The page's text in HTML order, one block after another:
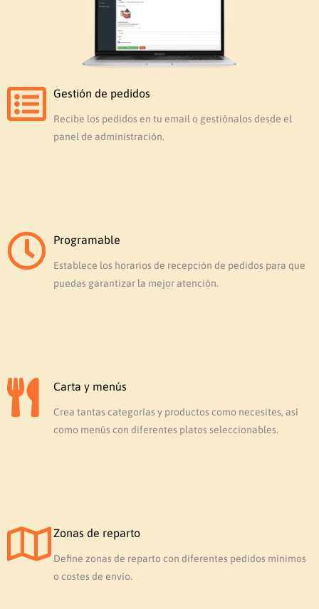
Gestión de pedidos
Recibe los pedidos en tu email o gestiónalos desde el
panel de administración.
Programable
Establece los horarios de recepción de pedidos para que
puedas garantizar la mejor atención.
Carta y menús
Crea tantas categorías y productos como necesites, así
como menús con diferentes platos seleccionables.
Zonas de reparto
Define zonas de reparto con diferentes pedidos mínimos
o costes de envío.